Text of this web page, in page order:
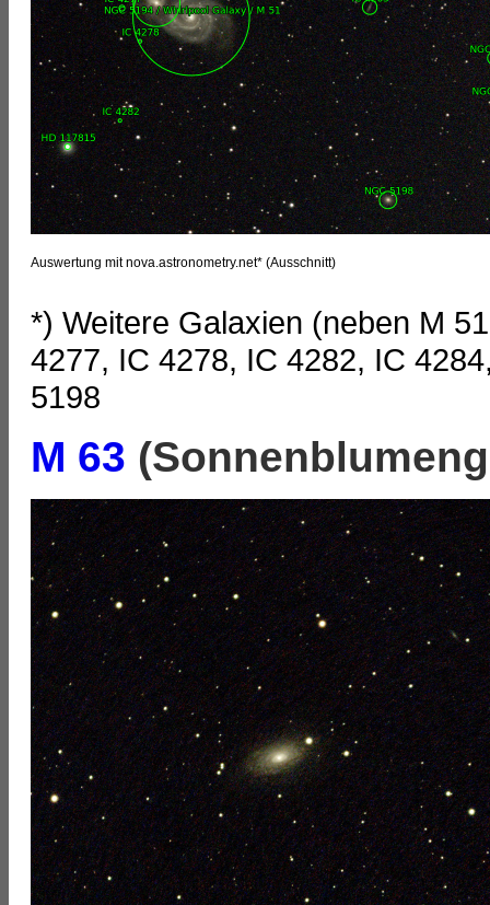
Auswertung mit nova.astronometry.net* (Ausschnitt)
*) Weitere Galaxien (neben M
4277, IC 4278, IC 4282, IC
5198
M 63